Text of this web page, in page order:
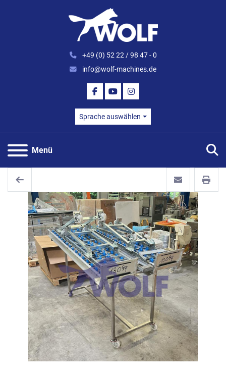
+49 (0) 52 22 / 98 47 - 0
info@wolf-machines.de
FACEBOOK
YOUTUBEINSTAGRAM
Sprache auswählen
Menü